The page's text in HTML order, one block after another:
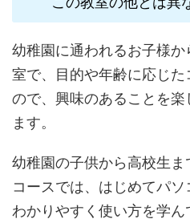
幼稚園に通われるお子様
室で、目的や年齢に応じ
ので、興味のあることを
ます。
幼稚園の子供から高校生
コースでは、はじめてパ
わかりやすく使い方を学ん